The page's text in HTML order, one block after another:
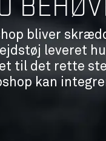
bliver
leveret
til det rette
kan